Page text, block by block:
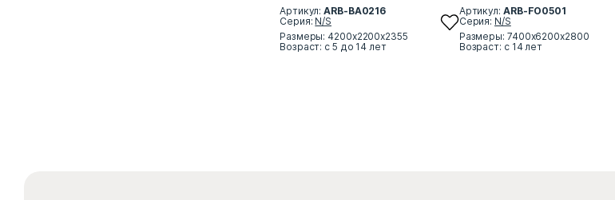
Артикул:ARB-BA0216
Серия: N/S
Размеры: 4200х2200х2355
Возраст: с 5 до 14 лет
Артикул: ARB-FO0501
Серия: N/S
Размеры: 7400х6200х2800
Возраст: с 14 лет